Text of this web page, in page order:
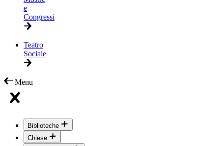
e
Congressi
Teatro
Sociale
Menu
Biblioteche
Chiese